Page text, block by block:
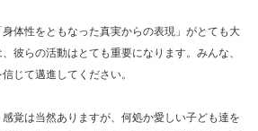
体性をともなった真実からの表現」がとても大
彼らの活動はとても重要になります。みんな、
じて邁進してください。
覚は当然ありますが、何処か愛しい子ども達を